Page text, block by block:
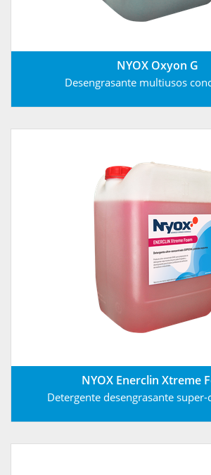
NYOX Oxyon G
Desengrasante multiusos
NYOX Enerclin Xtreme
Detergente desengrasante